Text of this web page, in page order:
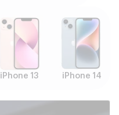
iPhone 13 iPhone 14